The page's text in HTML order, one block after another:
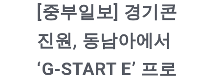
[중부일보] 경기콘
진원, 동남아에서
‘G-START E’ 프로